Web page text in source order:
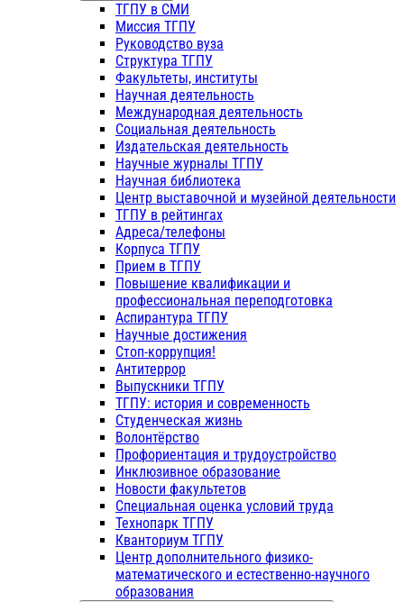
ТГПУ в СМИ
Миссия ТГПУ
Руководство вуза
Структура ТГПУ
Факультеты, институты
Научная деятельность
Международная деятельность
Социальная деятельность
Издательская деятельность
Научные журналы ТГПУ
Научная библиотека
Центр выставочной и музейной деятельности
ТГПУ в рейтингах
Адреса/телефоны
Корпуса ТГПУ
Прием в ТГПУ
Повышение квалификации и
профессиональная переподготовка
Аспирантура ТГПУ
Научные достижения
Стоп-коррупция!
Антитеррор
Выпускники ТГПУ
ТГПУ: история и современность
Студенческая жизнь
Волонтёрство
Профориентация и трудоустройство
Инклюзивное образование
Новости факультетов
Специальная оценка условий труда
Технопарк ТГПУ
Кванториум ТГПУ
Центр дополнительного физико-
математического и естественно-научного
образования